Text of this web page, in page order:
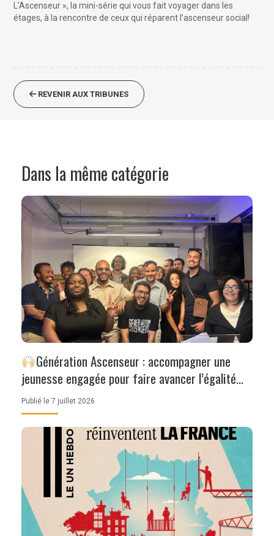
L’Ascenseur », la mini-série qui vous fait voyager dans les
étages, à la rencontre de ceux qui réparent l’ascenseur social!
REVENIR AUX TRIBUNES
Dans la même catégorie
Génération Ascenseur : accompagner une
jeunesse engagée pour faire avancer l’égalité
des chances
Publié le 7 juillet 2026